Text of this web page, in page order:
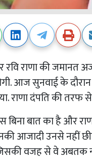
रवि राणा की
आज सुनवाई के
राणा दंपति की
बिना बात का है और
आजादी उनसे नहीं
वजह से वे अबतक